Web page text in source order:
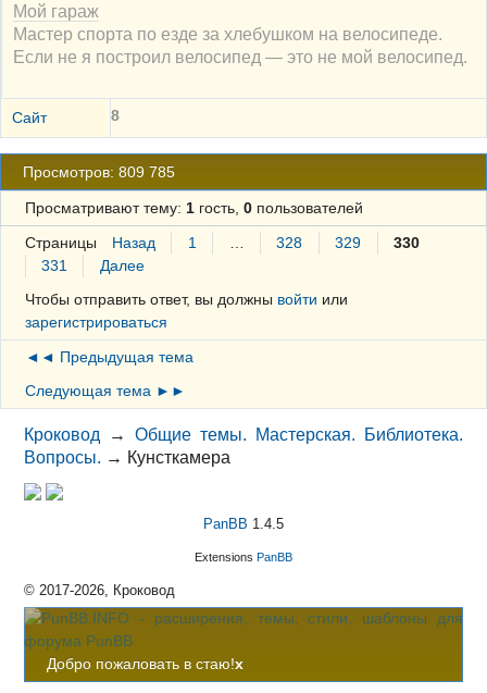
Мой гараж
Мастер спорта по езде за хлебушком на велосипеде.
Если не я построил велосипед — это не мой велосипед.
Сайт 8
Просмотров: 809 785
Просматривают тему: 1гость, 0пользователей
Страницы Назад 1 328 329
330
331
Далее
Чтобы отправить ответ, вы должны войти или
зарегистрироваться
◄◄ Предыдущая тема
Следующая тема ►►
Кроковод →Общие темы. Мастерская. Библиотека.
Вопросы. → Кунсткамера
PanBB 1.4.5
Extensions PanBB
© 2017-2026, Кроковод
Добро пожаловать в стаю!x